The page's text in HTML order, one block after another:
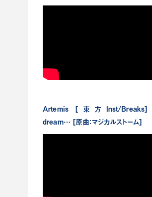
Artemis [東方Inst/Breaks]
dream… [原曲：マジカルストーム]